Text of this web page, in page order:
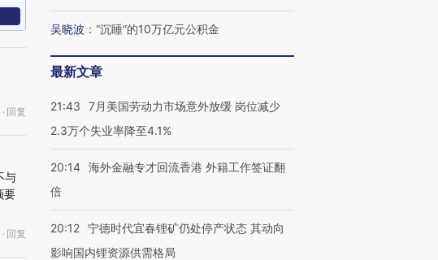
· 回复
与
要
· 回复
吴晓波 ： “沉睡”的10万亿元公积金
最新文章
21:43
7月美国劳动力市场意外放缓 岗位减少
2.3万个失业率降至4.1%
20:14 海外金融专才回流香港 外籍工作签证翻
倍
20:12 宁德时代宜春锂矿仍处停产状态 其动向
影响国内锂资源供需格局